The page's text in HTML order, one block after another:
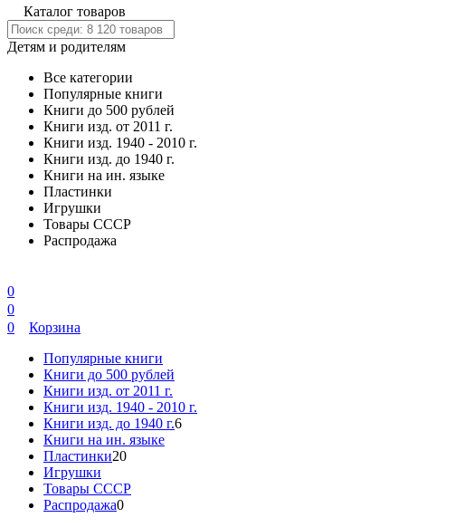
Каталог товаров
Детям и родителям
Все категории
Популярные книги
Книги до 500 рублей
Книги изд. от 2011 г.
Книги изд. 1940 - 2010 г.
Книги изд. до 1940 г.
Книги на ин. языке
Пластинки
Игрушки
Товары СССР
Распродажа
0
0
0
Корзина
Популярные книги
Книги до 500 рублей
Книги изд. от 2011 г.
Книги изд. 1940 - 2010 г.
Книги изд. до 1940 г.6
Книги на ин. языке
Пластинки20
Игрушки
Товары СССР
Распродажа0